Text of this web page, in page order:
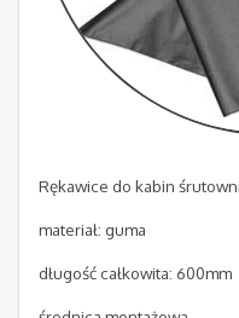
Rękawice do kabin
materiał: guma
długość całkowita: 600mm